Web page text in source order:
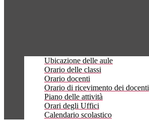
Ubicazione delle aule
Orario delle classi
Orario docenti
Orario di ricevimento dei docenti
Piano delle attività
Orari degli Uffici
Calendario scolastico